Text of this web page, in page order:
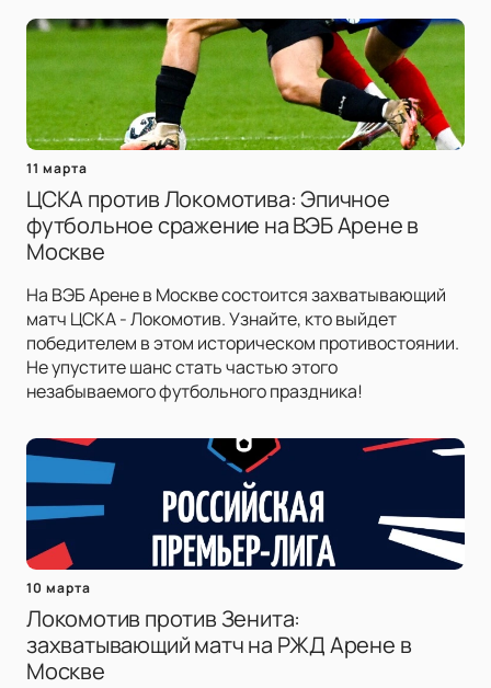
11 марта
ЦСКА против Локомотива: Эпичное
футбольное сражение на ВЭБ Арене в
Москве
На ВЭБ Арене в Москве состоится захватывающий
матч ЦСКА - Локомотив. Узнайте, кто выйдет
победителем в этом историческом противостоянии.
Не упустите шанс стать частью этого
незабываемого футбольного праздника!
10 марта
Локомотив против Зенита:
захватывающий матч на РЖД Арене в
Москве